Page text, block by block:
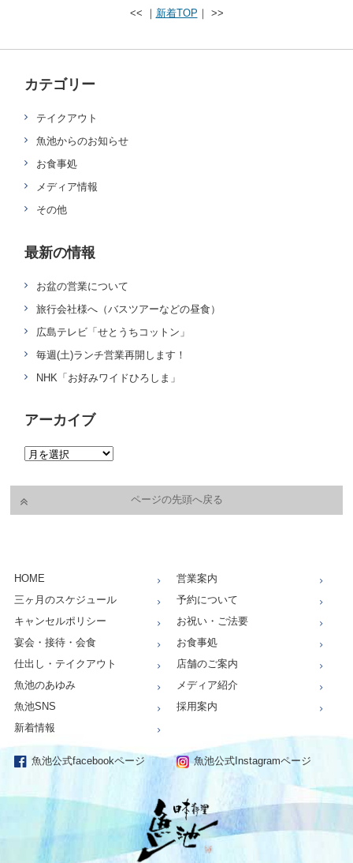
<< ｜ 新着TOP ｜ >>
カテゴリー
テイクアウト
魚池からのお知らせ
お食事処
メディア情報
その他
最新の情報
お盆の営業について
旅行会社様へ（バスツアーなどの昼食）
広島テレビ「せとうちコットン」
毎週(土)ランチ営業再開します！
NHK「お好みワイドひろしま」
アーカイブ
ページの先頭へ戻る
HOME
営業案内
三ヶ月のスケジュール
予約について
キャンセルポリシー
お祝い・ご法要
宴会・接待・会食
お食事処
仕出し・テイクアウト
店舗のご案内
魚池のあゆみ
メディア紹介
魚池SNS
採用案内
新着情報
魚池公式facebookページ 魚池公式Instagramページ
仕出し、お